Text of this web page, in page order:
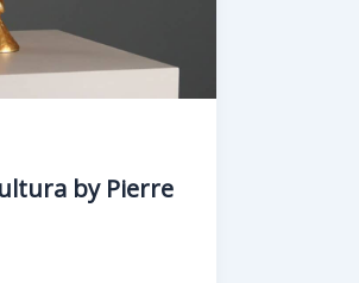
by Pierre